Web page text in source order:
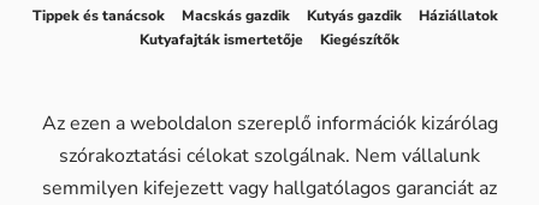
Tippek és tanácsok Macskás gazdik Kutyás gazdik
Háziállatok
Kutyafajták ismertetője
Kiegészítők
Az ezen a weboldalon szereplő információk kizárólag
szórakoztatási célokat szolgálnak. Nem vállalunk
semmilyen kifejezett vagy hallgatólagos garanciát az